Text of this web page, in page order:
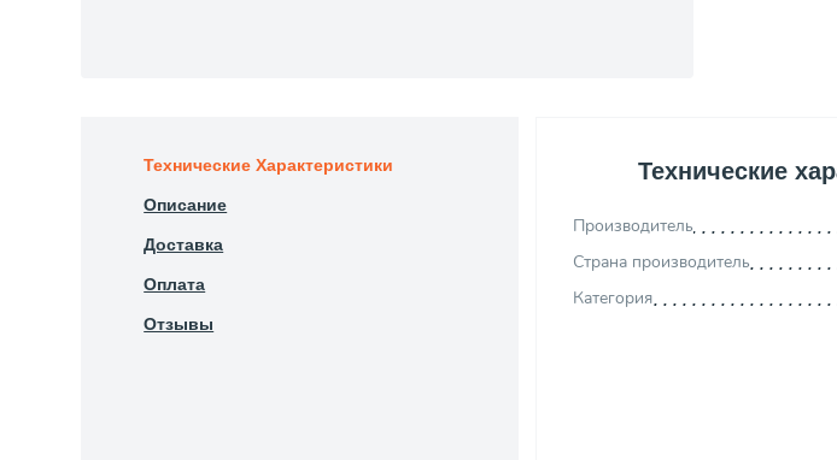
Технические Характеристики Технические
Производитель
Страна производитель
Категория
Описание
Доставка
Оплата
Отзывы